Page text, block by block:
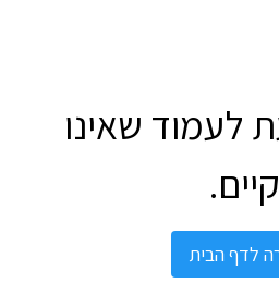
לעמוד שאינו
קיים.
לדף הבית